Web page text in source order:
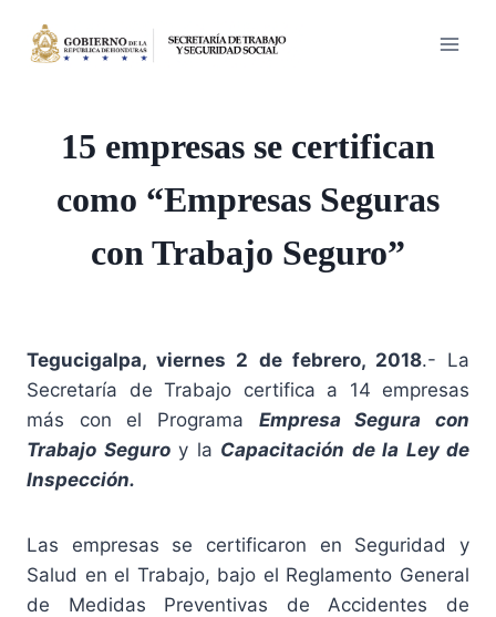
15 empresas se certifican
como “Empresas Seguras
con Trabajo Seguro”
Tegucigalpa, viernes 2 de febrero, 2018.- La
Secretaría de Trabajo certifica a 14 empresas
más con el Programa Empresa Segura con
Trabajo Seguroy la Capacitación de la Ley de
Inspección.
Las empresas se certificaron en Seguridad y
Salud en el Trabajo, bajo el Reglamento General
de Medidas Preventivas de Accidentes de